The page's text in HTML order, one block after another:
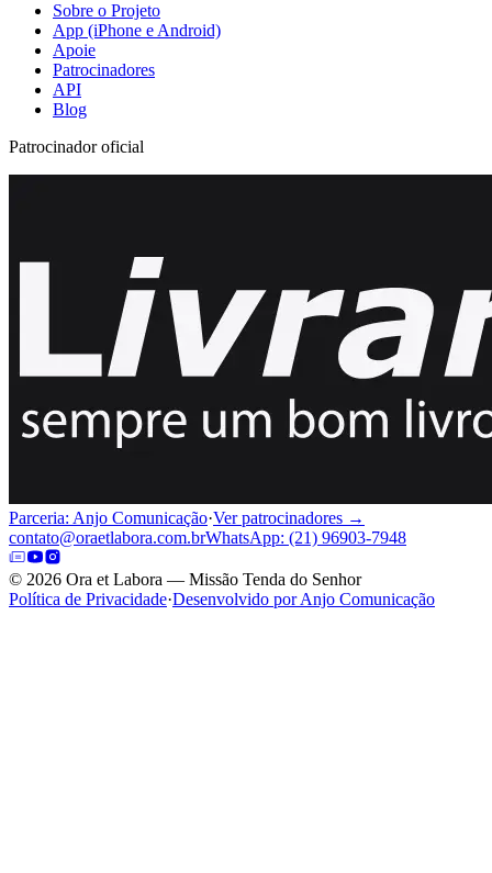
Sobre o Projeto
App (iPhone e Android)
Apoie
Patrocinadores
API
Blog
Patrocinador oficial
Parceria: Anjo Comunicação·Ver patrocinadores →
contato@oraetlabora.com.brWhatsApp: (21) 96903-7948
© 2026 Ora et Labora — Missão Tenda do Senhor
Política de Privacidade·Desenvolvido por Anjo Comunicação